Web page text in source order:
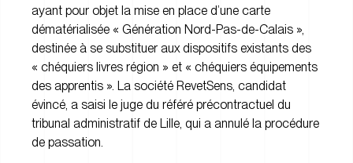
ayant pour objet la mise en place d’une carte
dématérialisée « Génération Nord-Pas-de-Calais »,
destinée à se substituer aux dispositifs existants des
« chéquiers livres région » et « chéquiers équipements
des apprentis ». La société RevetSens, candidat
évincé, a saisi le juge du référé précontractuel du
tribunal administratif de Lille, qui a annulé la procédure
de passation.